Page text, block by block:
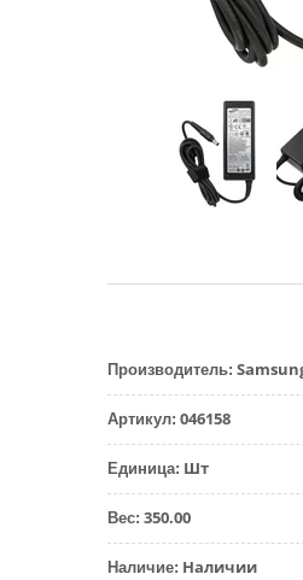
Производитель:
Артикул: 046158
Единица: Шт
Вес: 350.00
Наличие: Наличии